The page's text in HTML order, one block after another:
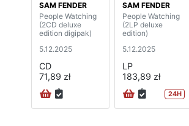
SAM FENDER
People Watching
(2CD deluxe
edition digipak)
5.12.2025
CD
71,89 zł
SAM FENDER
People Watching
(2LP deluxe
edition)
5.12.2025
LP
183,89 zł
24H